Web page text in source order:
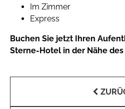
Im Zimmer
Express
Buchen Sie jetzt Ihren
Sterne-Hotel in der Nähe